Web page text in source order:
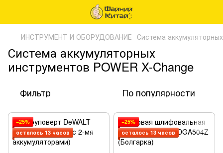
ИНСТРУМЕНТ И ОБОРУДОВАНИЕ Система
Система аккумуляторных
инструментов POWER X-Change
Фильтр По популярности
−25%
осталось 13 часов
−25%
осталось 13 часов